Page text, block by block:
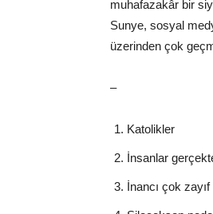
muhafazakâr bir
Sunye, sosyal
üzerinden çok
–
Katolikler
İnsanlar
İnancı çok zayıf